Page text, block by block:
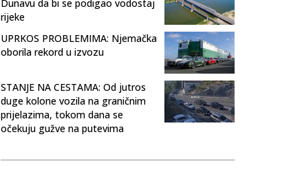
Dunavu da bi se podigao vodostaj
rijeke
UPRKOS PROBLEMIMA: Njemačka
oborila rekord u izvozu
STANJE NA CESTAMA: Od jutros
duge kolone vozila na graničnim
prijelazima, tokom dana se
očekuju gužve na putevima